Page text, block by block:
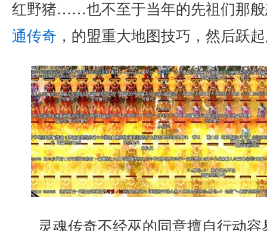
红野猪……也不至于当年的先祖们那般
通传奇 ，的盟重大地图技巧，然后跃
灵魂传奇不经巫的同意擅自行动